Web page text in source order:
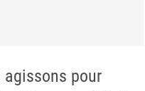
agissons pour